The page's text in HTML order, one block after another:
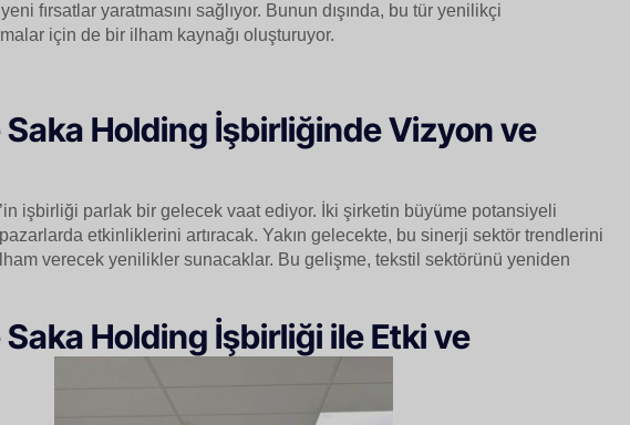
fırsatlar yaratmasını sağlıyor. Bunun dışında, bu tür yenilikçi
için de bir ilham kaynağı oluşturuyor.
Saka Holding İşbirliğinde Vizyon ve
işbirliği parlak bir gelecek vaat ediyor. İki şirketin büyüme potansiyeli
etkinliklerini artıracak. Yakın gelecekte, bu sinerji sektör trendlerini
verecek yenilikler sunacaklar. Bu gelişme, tekstil sektörünü yeniden
Saka Holding İşbirliği ile Etki ve